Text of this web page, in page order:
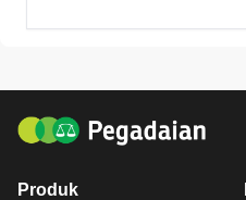
Produk